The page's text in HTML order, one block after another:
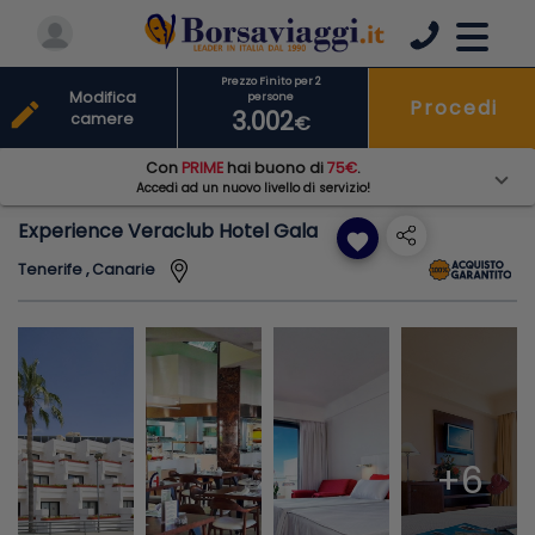
Experience Veraclub Hotel Gala favorite
Tenerife , Canarie
+6
Prezzo Finito per 2
persone
3.002€
Procedi
edit
Modifica
camere
Con PRIME hai buono di75€.
Accedi ad un nuovo livello di servizio!